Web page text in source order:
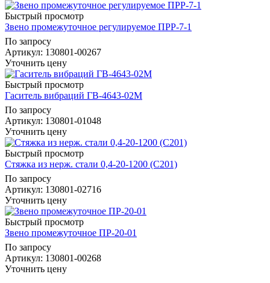
Быстрый просмотр
Звено промежуточное регулируемое ПРР-7-1
По запросу
Артикул: 130801-00267
Уточнить цену
Быстрый просмотр
Гаситель вибраций ГВ-4643-02М
По запросу
Артикул: 130801-01048
Уточнить цену
Быстрый просмотр
Стяжка из нерж. стали 0,4-20-1200 (C201)
По запросу
Артикул: 130801-02716
Уточнить цену
Быстрый просмотр
Звено промежуточное ПР-20-01
По запросу
Артикул: 130801-00268
Уточнить цену